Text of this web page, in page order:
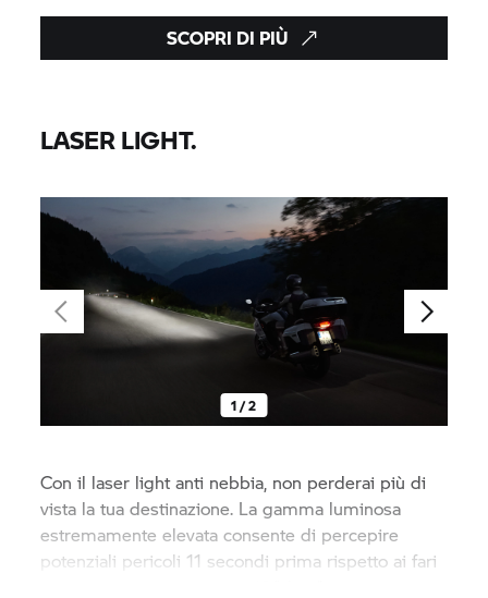
SCOPRI DI PIÙ
LASER LIGHT.
1 / 2
Con il laser light anti nebbia, non perderai più di
vista la tua destinazione. La gamma luminosa
estremamente elevata consente di percepire
potenziali pericoli 11 secondi prima rispetto ai fari